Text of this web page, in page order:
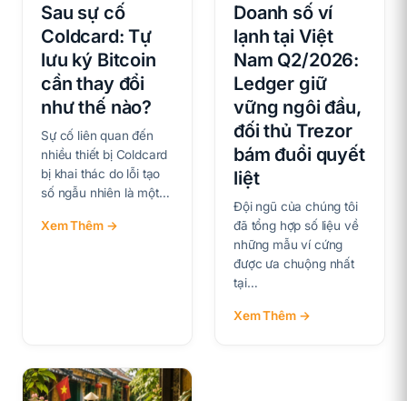
Sau sự cố
Coldcard: Tự
lưu ký Bitcoin
cần thay đổi
như thế nào?
Sự cố liên quan đến
nhiều thiết bị Coldcard
bị khai thác do lỗi tạo
số ngẫu nhiên là một…
Xem Thêm →
Doanh số ví
lạnh tại Việt
Nam Q2/2026:
Ledger giữ
vững ngôi đầu,
đối thủ Trezor
bám đuổi quyết
liệt
Đội ngũ của chúng tôi
đã tổng hợp số liệu về
những mẫu ví cứng
được ưa chuộng nhất
tại…
Xem Thêm →